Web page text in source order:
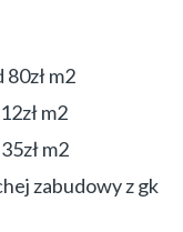
80zł m2
m2
m2
zabudowy z gk